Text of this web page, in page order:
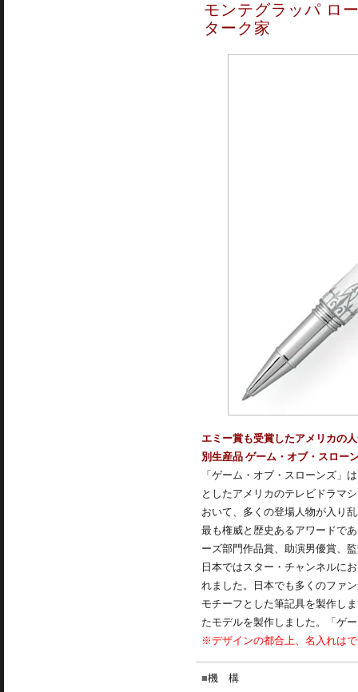
モンテグラッパ ロ
ターク家
エミー賞も受賞したアメリカの
別生産品 ゲーム・オブ・スロー
「ゲーム・オブ・スローンズ」
としたアメリカのテレビドラマ
おいて、多くの登場人物が入り
最も権威と歴史あるアワードで
ーズ部門作品賞、助演男優賞、
日本ではスター・チャンネルに
れました。日本でも多くのファ
モチーフとした筆記具を製作し
たモデルを製作しました。「ゲ
※デザインの都合上、名入れは
機 構